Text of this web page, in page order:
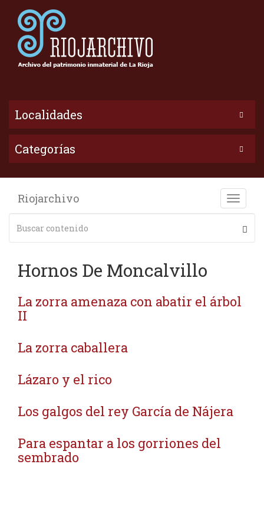
Localidades
Categorías
Toggle
Riojarchivo
Hornos De Moncalvillo
La zorra amenaza con abatir el árbol
II
La zorra caballera
Lázaro y el rico
Los galgos del rey García de Nájera
Para espantar a los gorriones del
sembrado